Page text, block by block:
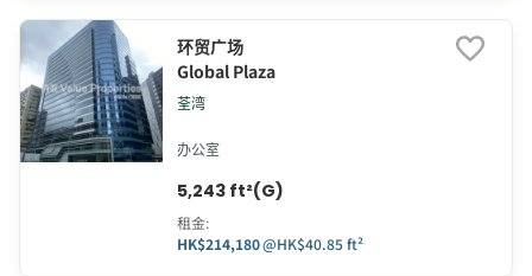
环贸广场
Global Plaza
荃湾
办公室
5,243 ft²(G)
租金:
HK$214,180@HK$40.85 ft²